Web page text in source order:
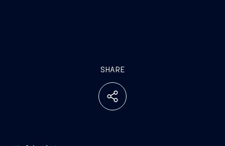
SHARE